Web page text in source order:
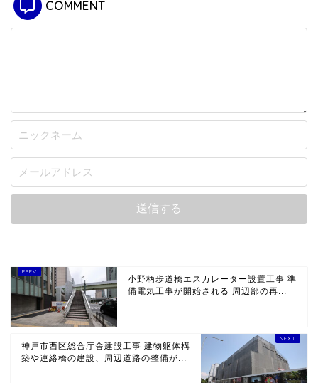
COMMENT
小野柄歩道橋エスカレーター設置工事 準
備電気工事が開始される 周辺部の再...
神戸市西区総合庁舎建設工事 建物躯体構
築や連絡橋の建設、周辺道路の整備が...